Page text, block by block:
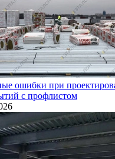
ошибки при
с профлистом